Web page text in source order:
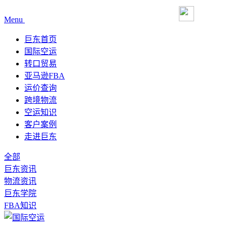
Menu
巨东首页
国际空运
转口贸易
亚马逊FBA
运价查询
跨境物流
空运知识
客户案例
走进巨东
全部
巨东资讯
物流资讯
巨东学院
FBA知识